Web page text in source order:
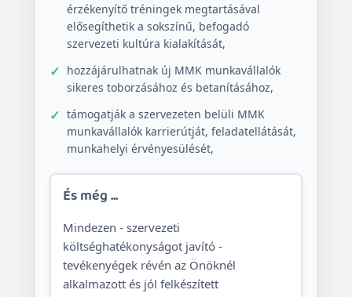
érzékenyítő tréningek megtartásával
elősegíthetik a sokszínű, befogadó
szervezeti kultúra kialakítását,
hozzájárulhatnak új MMK munkavállalók
sikeres toborzásához és betanításához,
támogatják a szervezeten belüli MMK
munkavállalók karrierútját, feladatellátását,
munkahelyi érvényesülését,
És még ...
Mindezen - szervezeti
költséghatékonyságot javító -
tevékenyégek révén az Önöknél
alkalmazott és jól felkészített